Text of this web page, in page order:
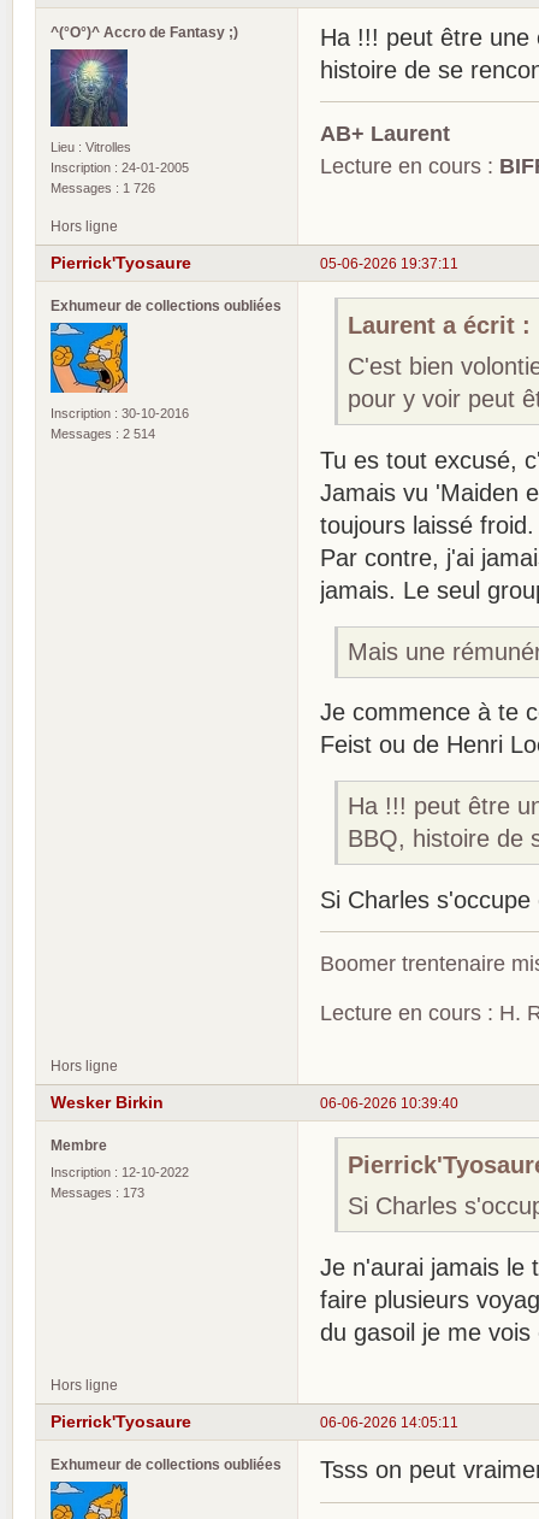
^(°O°)^ Accro de Fantasy ;)
Lieu : Vitrolles
Inscription : 24-01-2005
Messages : 1 726
Ha !!! peut être une
histoire de se
AB+ Laurent
Lecture en cours :
Hors ligne
05-06-2026 19:37:11
Pierrick'Tyosaure
Exhumeur de collections oubliées
Inscription : 30-10-2016
Messages : 2 514
Laurent a écrit :
C'est bien
pour y voir peut
Tu es tout excusé,
Jamais vu 'Maiden
toujours laissé froid.
Par contre, j'ai
jamais. Le seul
Mais une
Je commence à te
Feist ou de Henri
Ha !!! peut être
BBQ, histoire de
Si Charles
Boomer trentenaire
Lecture en cours : H.
Hors ligne
06-06-2026 10:39:40
Wesker Birkin
Membre
Inscription : 12-10-2022
Messages : 173
Si Charles
Je n'aurai jamais le
faire plusieurs
du gasoil je me
Hors ligne
06-06-2026 14:05:11
Pierrick'Tyosaure
Exhumeur de collections oubliées Tsss on peut